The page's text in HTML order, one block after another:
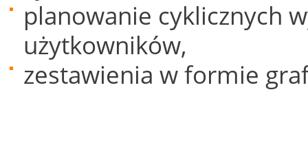
planowanie cyklicznych
użytkowników,
zestawienia w formie